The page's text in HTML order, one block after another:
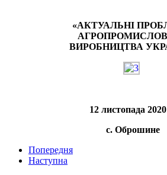
«АКТУАЛЬНІ
ВИРОБНИЦТВА
12 листопада
с. Оброшине
Попередня
Наступна